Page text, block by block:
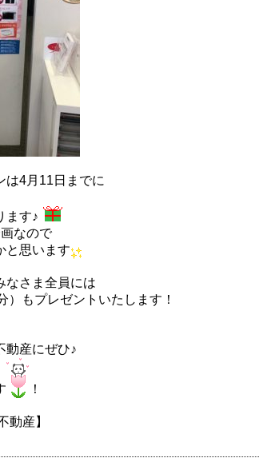
は4月11日までに
ます♪
なので
と思います
なさま全員には
もプレゼントいたします！
動産にぜひ♪
！
動産】